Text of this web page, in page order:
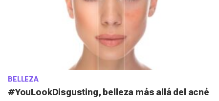
BELLEZA
#YouLookDisgusting, belleza más allá del acné